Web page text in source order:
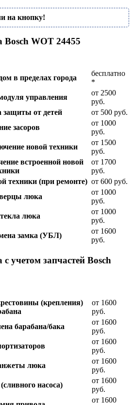
на кнопку!
Bosch WOT 24455
в пределах города
бесплатно
*
управления
от 2500
руб.
защиты от детей
от 500 руб.
засоров
от 1000
руб.
новой техники
от 1500
руб.
встроенной новой
от 1700
руб.
техники (при ремонте) от 600 руб.
люка
от 1000
руб.
люка
от 1000
руб.
замка (УБЛ)
от 1600
руб.
учетом запчастей Bosch
(крепления)
от 1600
руб.
барабана/бака
от 1600
руб.
от 1600
руб.
люка
от 1600
руб.
насоса)
от 1600
руб.
от 1600